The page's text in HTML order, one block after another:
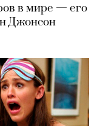
в мире — его
Джонсон